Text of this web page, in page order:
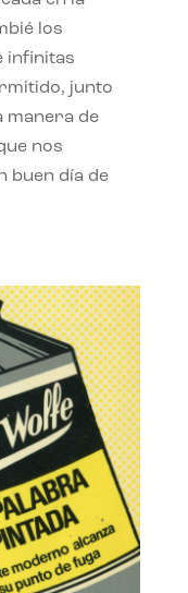
los
infinitas
junto
manera de
nos
buen día de